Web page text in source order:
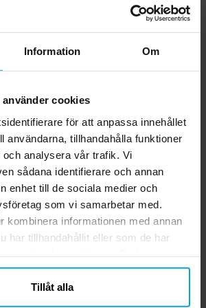
Information Om
cookies
för att anpassa innehållet
användarna, tillhandahålla funktioner
analysera vår trafik. Vi
sådana identifierare och annan
enhet till de sociala medier och
som vi samarbetar med.
kombinera informationen med annan
har tillhandahållit eller som de har
ditt samtycke.
Tillåt alla
pack
kr
Hello Kitty - Hårborste
Pris:69,00 kr
69,00 kr